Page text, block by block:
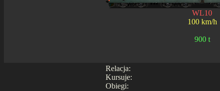
WL10
100 km/h
900 t
Relacja:
Kursuje:
Obiegi: